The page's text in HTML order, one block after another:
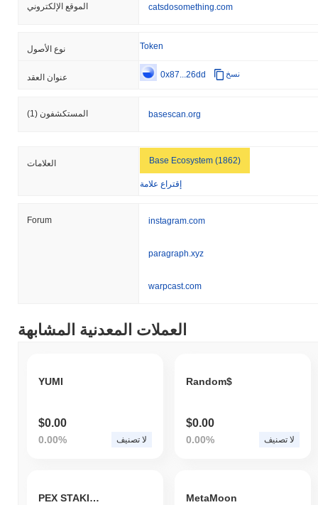
الموقع الإلكتروني catsdosomething.com
نوع الأصول Token
عنوان العقد 0x87...26dd نسخ
المستكشفون (1) basescan.org
العلامات Base Ecosystem (1862)
إقتراع علامة
Forum instagram.com
paragraph.xyz
warpcast.com
العملات المعدنية المشابهة
YUMI
$0.00
0.00% لا تصنيف
Random$
$0.00
0.00% لا تصنيف
PEX STAKING TOKEN MetaMoon